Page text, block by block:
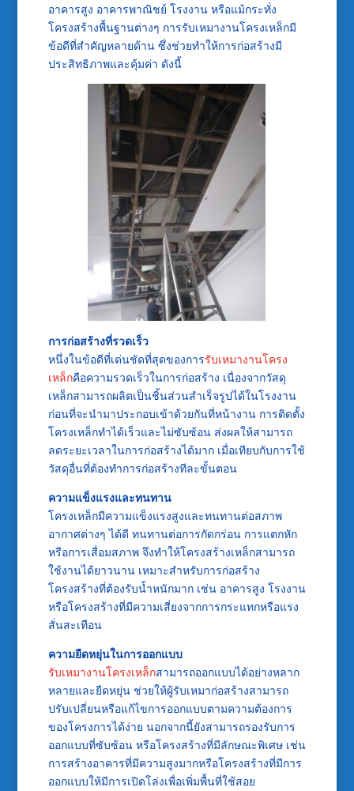
อาคารสูง อาคารพาณิชย์ โรงงาน หรือแม้กระทั่ง
โครงสร้างพื้นฐานต่างๆ การรับเหมางานโครงเหล็กมี
ข้อดีที่สำคัญหลายด้าน ซึ่งช่วยทำให้การก่อสร้างมี
ประสิทธิภาพและคุ้มค่า ดังนี้
การก่อสร้างที่รวดเร็ว
หนึ่งในข้อดีที่เด่นชัดที่สุดของการรับเหมางานโครง
เหล็กคือความรวดเร็วในการก่อสร้าง เนื่องจากวัสดุ
เหล็กสามารถผลิตเป็นชิ้นส่วนสำเร็จรูปได้ในโรงงาน
ก่อนที่จะนำมาประกอบเข้าด้วยกันที่หน้างาน การติดตั้ง
โครงเหล็กทำได้เร็วและไม่ซับซ้อน ส่งผลให้สามารถ
ลดระยะเวลาในการก่อสร้างได้มาก เมื่อเทียบกับการใช้
วัสดุอื่นที่ต้องทำการก่อสร้างทีละขั้นตอน
ความแข็งแรงและทนทาน
โครงเหล็กมีความแข็งแรงสูงและทนทานต่อสภาพ
อากาศต่างๆ ได้ดี ทนทานต่อการกัดกร่อน การแตกหัก
หรือการเสื่อมสภาพ จึงทำให้โครงสร้างเหล็กสามารถ
ใช้งานได้ยาวนาน เหมาะสำหรับการก่อสร้าง
โครงสร้างที่ต้องรับน้ำหนักมาก เช่น อาคารสูง โรงงาน
หรือโครงสร้างที่มีความเสี่ยงจากการกระแทกหรือแรง
สั่นสะเทือน
ความยืดหยุ่นในการออกแบบ
รับเหมางานโครงเหล็กสามารถออกแบบได้อย่างหลาก
หลายและยืดหยุ่น ช่วยให้ผู้รับเหมาก่อสร้างสามารถ
ปรับเปลี่ยนหรือแก้ไขการออกแบบตามความต้องการ
ของโครงการได้ง่าย นอกจากนี้ยังสามารถรองรับการ
ออกแบบที่ซับซ้อน หรือโครงสร้างที่มีลักษณะพิเศษ เช่น
การสร้างอาคารที่มีความสูงมากหรือโครงสร้างที่มีการ
ออกแบบให้มีการเปิดโล่งเพื่อเพิ่มพื้นที่ใช้สอย